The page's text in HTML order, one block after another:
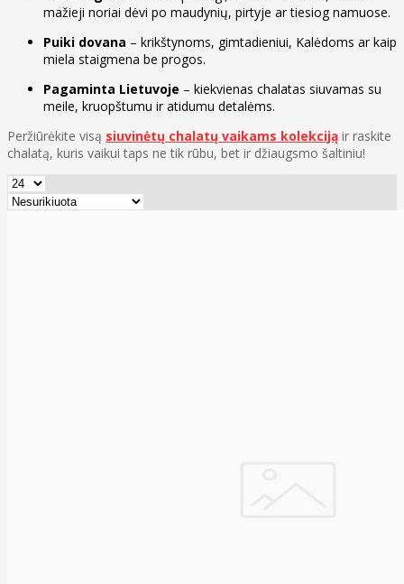
mažieji noriai dėvi po maudynių, pirtyje ar tiesiog namuose.
Puiki dovana – krikštynoms, gimtadieniui, Kalėdoms ar kaip
miela staigmena be progos.
Pagaminta Lietuvoje – kiekvienas chalatas siuvamas su
meile, kruopštumu ir atidumu detalėms.
Peržiūrėkite visą siuvinėtų chalatų vaikams kolekciją ir raskite
chalatą, kuris vaikui taps ne tik rūbu, bet ir džiaugsmo šaltiniu!